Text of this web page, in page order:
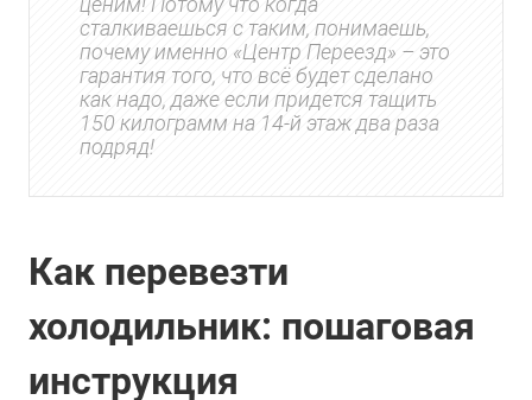
сталкиваешься с таким, понимаешь,
почему именно «Центр Переезд» – это
гарантия того, что всё будет сделано
как надо, даже если придется тащить
150 килограмм на 14-й этаж два раза
подряд!
Как перевезти
холодильник: пошаговая
инструкция